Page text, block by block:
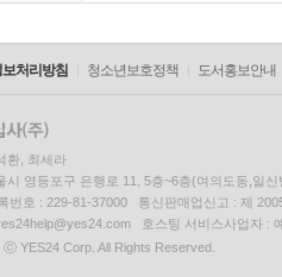
처리방침 청소년보호정책 도서홍보안내
환, 최세라
시 영등포구 은행로 11, 5층~6층(여의도동,일신
번호 : 229-81-37000 통신판매업신고 : 제
호스팅 서비스사업자 :
ⓒ YES24 Corp. All Rights Reserved.